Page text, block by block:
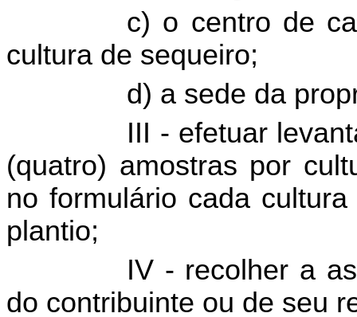
c) o centro de
cultura de sequeiro;
d) a sede da
III - efetuar
(quatro) amostras por
no formulário cada
plantio;
IV - recolher a
do contribuinte ou de seu